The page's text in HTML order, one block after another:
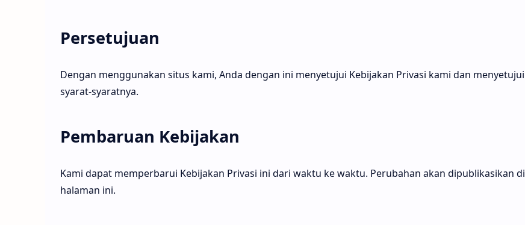
Persetujuan
Dengan menggunakan situs kami, Anda dengan ini menyetujui Kebijakan Privasi kami dan menyetujui
syarat-syaratnya.
Pembaruan Kebijakan
Kami dapat memperbarui Kebijakan Privasi ini dari waktu ke waktu. Perubahan akan dipublikasikan di
halaman ini.